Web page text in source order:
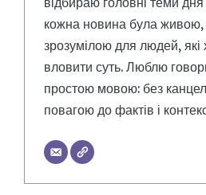
кожна новина була
зрозумілою для людей, які
вловити суть. Люблю
простою мовою: без
повагою до фактів і